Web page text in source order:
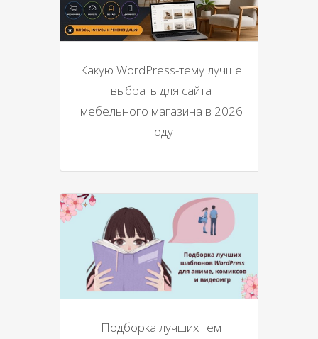
Какую WordPress-тему лучше
выбрать для сайта
мебельного магазина в 2026
году
Подборка лучших тем